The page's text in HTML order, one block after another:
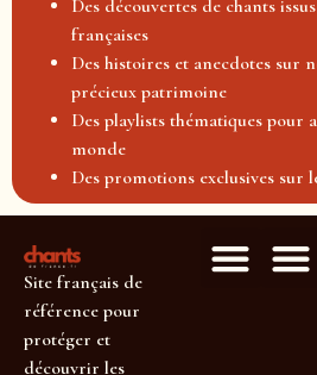
Des découvertes de chants
françaises
Des histoires et anecdotes sur
précieux patrimoine
Des playlists thématiques
monde
Des promotions exclusives sur
Site français de
référence pour
protéger et
découvrir les